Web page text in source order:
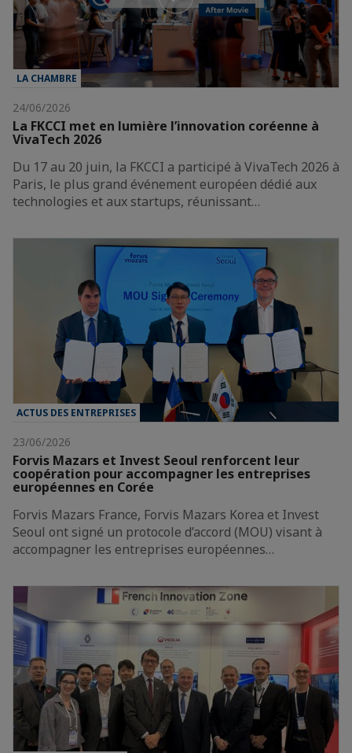
LA CHAMBRE
24/06/2026
La FKCCI met en lumière l’innovation coréenne à
VivaTech 2026
Du 17 au 20 juin, la FKCCI a participé à VivaTech 2026 à
Paris, le plus grand événement européen dédié aux
technologies et aux startups, réunissant…
ACTUS DES ENTREPRISES
23/06/2026
Forvis Mazars et Invest Seoul renforcent leur
coopération pour accompagner les entreprises
européennes en Corée
Forvis Mazars France, Forvis Mazars Korea et Invest
Seoul ont signé un protocole d’accord (MOU) visant à
accompagner les entreprises européennes…